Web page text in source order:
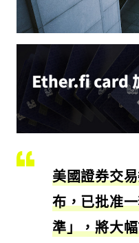
美國證券交
布，已批准
準」，將大